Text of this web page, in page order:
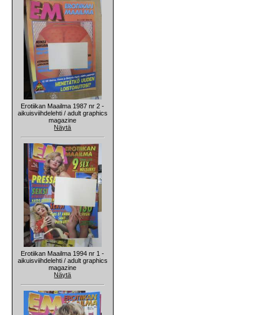
Erotiikan Maailma 1987 nr 2 -
aikuisviihdelehti / adult graphics
magazine
Näytä
Erotiikan Maailma 1994 nr 1 -
aikuisviihdelehti / adult graphics
magazine
Näytä